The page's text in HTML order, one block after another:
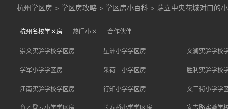
杭州学区房 > 学区房攻略 > 学区房小百科 >瑞立中央花城对口的
杭州名校学区房 热门小区 合作伙伴
崇文实验学校学区房 星洲小学学区房 文澜实验学校
学军小学学区房 采荷二小学区房 胜利实验学校
江南实验学校学区房 行知小学学区房 文三街小学学